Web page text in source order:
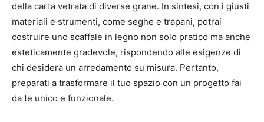
della carta vetrata di diverse grane. In sintesi, con i giusti
materiali e strumenti, come seghe e trapani, potrai
costruire uno scaffale in legno non solo pratico ma anche
esteticamente gradevole, rispondendo alle esigenze di
chi desidera un arredamento su misura. Pertanto,
preparati a trasformare il tuo spazio con un progetto fai
da te unico e funzionale.